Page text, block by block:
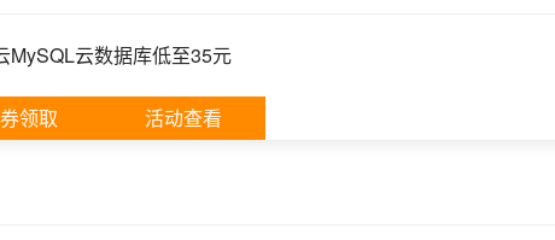
MySQL云数据库低至35元
领取 活动查看